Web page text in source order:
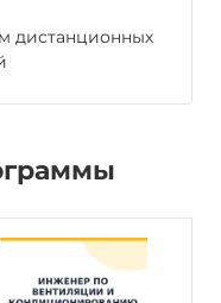
дистанционных